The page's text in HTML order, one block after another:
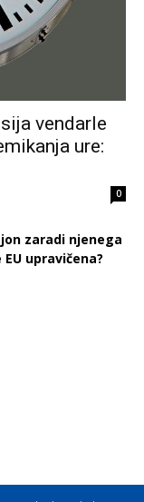
vendarle
ure:
0
zaradi njenega
upravičena?